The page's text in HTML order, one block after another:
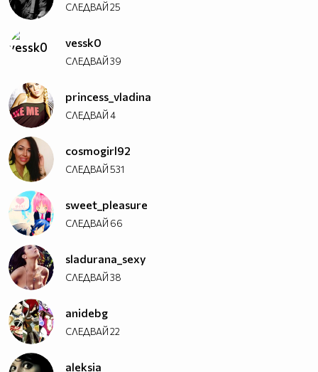
СЛЕДВАЙ25
vessk0
СЛЕДВАЙ39
princess_vladina
СЛЕДВАЙ4
cosmogirl92
СЛЕДВАЙ531
sweet_pleasure
СЛЕДВАЙ 66
sladurana_sexy
СЛЕДВАЙ38
anidebg
СЛЕДВАЙ22
aleksia